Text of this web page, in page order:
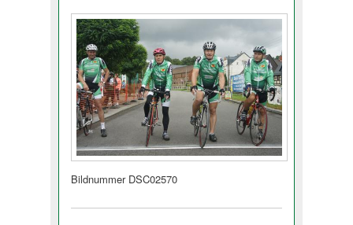
Bildnummer DSC02570